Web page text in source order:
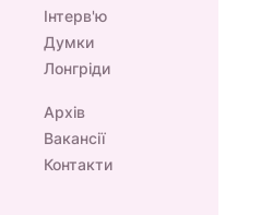
Інтерв'ю
Думки
Лонгріди
Архів
Вакансії
Контакти